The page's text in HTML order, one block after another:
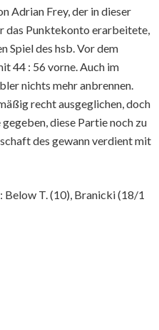
Adrian Frey, der in dieser
das Punktekonto erarbeitete,
Spiel des hsb. Vor dem
44 : 56 vorne. Auch im
nichts mehr anbrennen.
recht ausgeglichen, doch
diese Partie noch zu
des gewann verdient mit
Below T. (10), Branicki (18/1